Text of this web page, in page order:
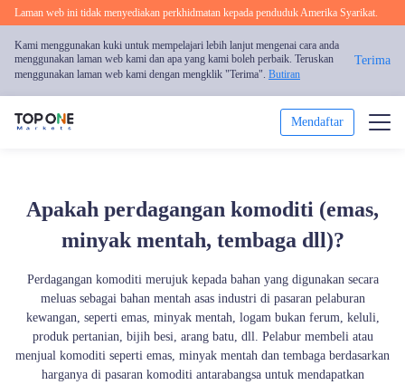
Laman web ini tidak menyediakan perkhidmatan kepada penduduk Amerika Syarikat.
Kami menggunakan kuki untuk mempelajari lebih lanjut mengenai cara anda
menggunakan laman web kami dan apa yang kami boleh perbaik. Teruskan
menggunakan laman web kami dengan mengklik "Terima". Butiran
Terima
Mendaftar
Platform
Pendidikan
Promosi
Apakah perdagangan komoditi (emas,
minyak mentah, tembaga dll)?
Perdagangan komoditi merujuk kepada bahan yang digunakan secara
meluas sebagai bahan mentah asas industri di pasaran pelaburan
kewangan, seperti emas, minyak mentah, logam bukan ferum, keluli,
produk pertanian, bijih besi, arang batu, dll. Pelabur membeli atau
menjual komoditi seperti emas, minyak mentah dan tembaga berdasarkan
harganya di pasaran komoditi antarabangsa untuk mendapatkan